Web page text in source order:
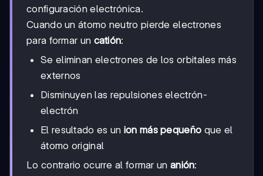
configuración electrónica.
Cuando un átomo neutro pierde electrones
para formar un catión:
Se eliminan electrones de los orbitales más
externos
Disminuyen las repulsiones electrón-
electrón
El resultado es un ion más pequeño que el
átomo original
Lo contrario ocurre al formar un anión: